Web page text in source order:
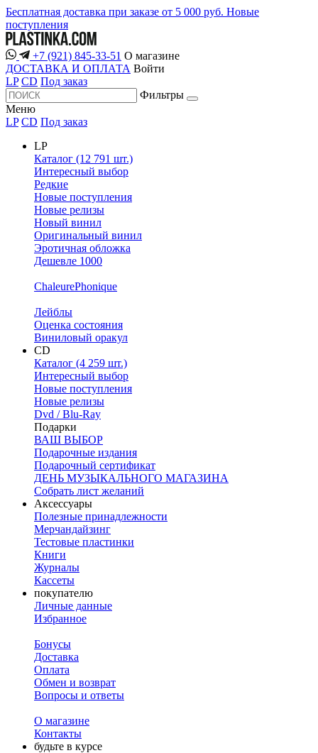
Бесплатная доставка при заказе от 5 000 руб. Новые
поступления
+7 (921) 845-33-51 О магазине
ДОСТАВКА И ОПЛАТА Войти
LP CD Под заказ
Фильтры
Меню
LP CD Под заказ
LP
Каталог (12 791 шт.)
Интересный выбор
Редкие
Новые поступления
Новые релизы
Новый винил
Оригинальный винил
Эротичная обложка
Дешевле 1000
ChaleurePhonique
Лейблы
Оценка состояния
Виниловый оракул
CD
Каталог (4 259 шт.)
Интересный выбор
Новые поступления
Новые релизы
Dvd / Blu-Ray
Подарки
ВАШ ВЫБОР
Подарочные издания
Подарочный сертификат
ДЕНЬ МУЗЫКАЛЬНОГО МАГАЗИНА
Собрать лист желаний
Аксессуары
Полезные принадлежности
Мерчандайзинг
Тестовые пластинки
Книги
Журналы
Кассеты
покупателю
Личные данные
Избранное
Бонусы
Доставка
Оплата
Обмен и возврат
Вопросы и ответы
О магазине
Контакты
будьте в курсе